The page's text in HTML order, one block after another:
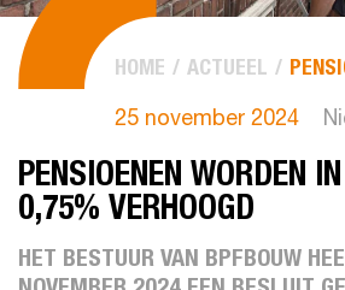
HOME ACTUEEL
25 november 2024
PENSIOENEN WORDEN
0,75% VERHOOGD
HET BESTUUR VAN BPFBOUW